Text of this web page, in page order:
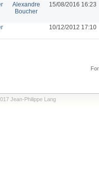
Alexandre
Boucher
15/08/2016 16:23
10/12/2012 17:10
Jean-Philippe Lang